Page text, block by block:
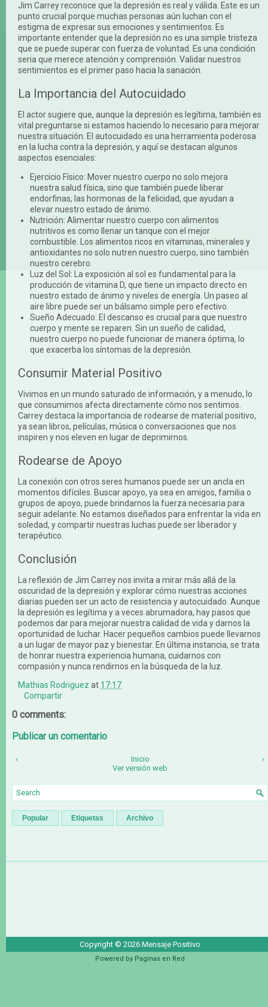
Jim Carrey reconoce que la depresión es real y válida. Este es un
punto crucial porque muchas personas aún luchan con el
estigma de expresar sus emociones y sentimientos. Es
importante entender que la depresión no es una simple tristeza
que se puede superar con fuerza de voluntad. Es una condición
seria que merece atención y comprensión. Validar nuestros
sentimientos es el primer paso hacia la sanación.
La Importancia del Autocuidado
El actor sugiere que, aunque la depresión es legítima, también es
vital preguntarse si estamos haciendo lo necesario para mejorar
nuestra situación. El autocuidado es una herramienta poderosa
en la lucha contra la depresión, y aquí se destacan algunos
aspectos esenciales:
Ejercicio Físico: Mover nuestro cuerpo no solo mejora
nuestra salud física, sino que también puede liberar
endorfinas, las hormonas de la felicidad, que ayudan a
elevar nuestro estado de ánimo.
Nutrición: Alimentar nuestro cuerpo con alimentos
nutritivos es como llenar un tanque con el mejor
combustible. Los alimentos ricos en vitaminas, minerales y
antioxidantes no solo nutren nuestro cuerpo, sino también
nuestro cerebro.
Luz del Sol: La exposición al sol es fundamental para la
producción de vitamina D, que tiene un impacto directo en
nuestro estado de ánimo y niveles de energía. Un paseo al
aire libre puede ser un bálsamo simple pero efectivo.
Sueño Adecuado: El descanso es crucial para que nuestro
cuerpo y mente se reparen. Sin un sueño de calidad,
nuestro cuerpo no puede funcionar de manera óptima, lo
que exacerba los síntomas de la depresión.
Consumir Material Positivo
Vivimos en un mundo saturado de información, y a menudo, lo
que consumimos afecta directamente cómo nos sentimos.
Carrey destaca la importancia de rodearse de material positivo,
ya sean libros, películas, música o conversaciones que nos
inspiren y nos eleven en lugar de deprimirnos.
Rodearse de Apoyo
La conexión con otros seres humanos puede ser un ancla en
momentos difíciles. Buscar apoyo, ya sea en amigos, familia o
grupos de apoyo, puede brindarnos la fuerza necesaria para
seguir adelante. No estamos diseñados para enfrentar la vida en
soledad, y compartir nuestras luchas puede ser liberador y
terapéutico.
Conclusión
La reflexión de Jim Carrey nos invita a mirar más allá de la
oscuridad de la depresión y explorar cómo nuestras acciones
diarias pueden ser un acto de resistencia y autocuidado. Aunque
la depresión es legítima y a veces abrumadora, hay pasos que
podemos dar para mejorar nuestra calidad de vida y darnos la
oportunidad de luchar. Hacer pequeños cambios puede llevarnos
a un lugar de mayor paz y bienestar. En última instancia, se trata
de honrar nuestra experiencia humana, cuidarnos con
compasión y nunca rendirnos en la búsqueda de la luz.
Mathias Rodriguez at 17:17
Compartir
0 comments:
Publicar un comentario
‹ ›
Inicio
Ver versión web
Popular Etiquetas Archivo
Copyright © 2026 Mensaje Positivo
Powered by Paginas en Red